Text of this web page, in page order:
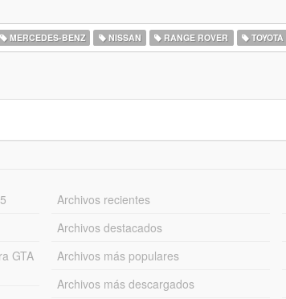
MERCEDES-BENZ NISSAN RANGE ROVER TOYOTA
GTA
Archivos recientes
Archivos destacados
Archivos más populares
Archivos más descargados